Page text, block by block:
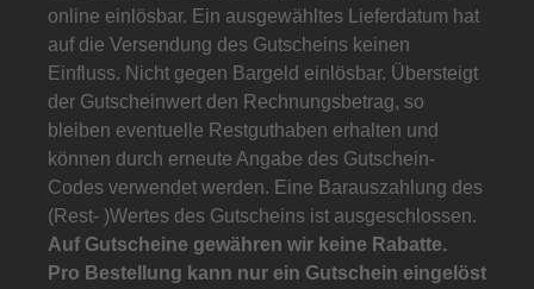
online einlösbar. Ein ausgewähltes Lieferdatum hat
auf die Versendung des Gutscheins keinen
Einfluss. Nicht gegen Bargeld einlösbar. Übersteigt
der Gutscheinwert den Rechnungsbetrag, so
bleiben eventuelle Restguthaben erhalten und
können durch erneute Angabe des Gutschein-
Codes verwendet werden. Eine Barauszahlung des
(Rest- )Wertes des Gutscheins ist ausgeschlossen.
Auf Gutscheine gewähren wir keine Rabatte.
Pro Bestellung kann nur ein Gutschein eingelöst